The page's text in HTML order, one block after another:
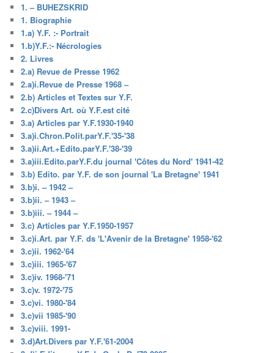
1. – BUHEZSKRID
1. Biographie
1.a) Y.F. :- Portrait
1.b)Y.F.:- Nécrologies
2. Livres
2.a) Revue de Presse 1962
2.a)i.Revue de Presse 1968 –
2.b) Articles et Textes sur Y.F.
2.c)Divers Art. où Y.F.est cité
3.a) Articles par Y.F.1930-1940
3.a)i.Chron.Polit.parY.F.'35-'38
3.a)ii.Art.+Edito.parY.F.'38-'39
3.a)iii.Edito.parY.F.du journal 'Côtes du Nord' 1941-42
3.b) Edito. par Y.F. de son journal 'La Bretagne' 1941
3.b)i. – 1942 –
3.b)ii. – 1943 –
3.b)iii. – 1944 –
3.c) Articles par Y.F.1950-1957
3.c)i.Art. par Y.F. ds 'L'Avenir de la Bretagne' 1958-'62
3.c)ii. 1962-'64
3.c)iii. 1965-'67
3.c)iv. 1968-'71
3.c)v. 1972-'75
3.c)vi. 1980-'84
3.c)vii 1985-'90
3.c)viii. 1991-
3.d)Art.Divers par Y.F.'61-2004